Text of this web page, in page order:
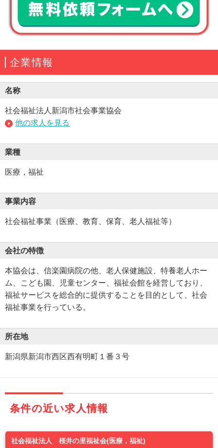
企業情報
名称
社会福祉法人新潟市社会事業協会
他の求人を見る
業種
医療，福祉
事業内容
社会福祉事業（医療、教育、保育、老人福祉等）
会社の特徴
本協会は、信楽園病院の他、老人保健施設、特養老人ホー
ム、こども園、児童センター、福祉会館を経営しており、
福祉サービスを総合的に提供することを目的として、社会
福祉事業を行っている。
所在地
新潟県新潟市西区西有明町１番３号
条件の近い求人情報
社会福祉法人 桜井の里福祉会(医療，福祉)